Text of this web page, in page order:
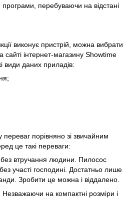
перебуваючи на відстані
виконує пристрій, можна вибрати
сайті інтернет-магазину Showtime
види даних приладів:
порівняно зі звичайним
це такі переваги:
втручання людини. Пилосос
участі господині. Достатньо лише
Зробити це можна і віддалено.
на компактні розміри і